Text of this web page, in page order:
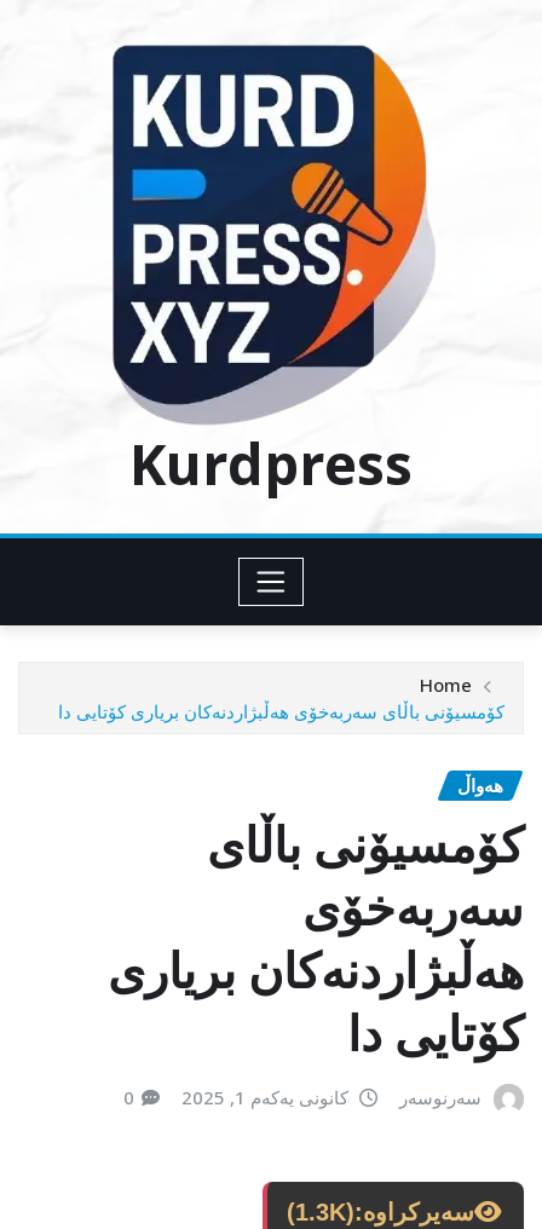
Kurdpress
Home
کۆمسیۆنی باڵای سەربەخۆی هەڵبژاردنەکان بریاری کۆتایی دا
هەواڵ
کۆمسیۆنی باڵای
سەربەخۆی
هەڵبژاردنەکان بریاری
کۆتایی دا
سەرنوسەر کانونی یەکەم 1, 2025 0
سەیرکراوە:(1.3K)